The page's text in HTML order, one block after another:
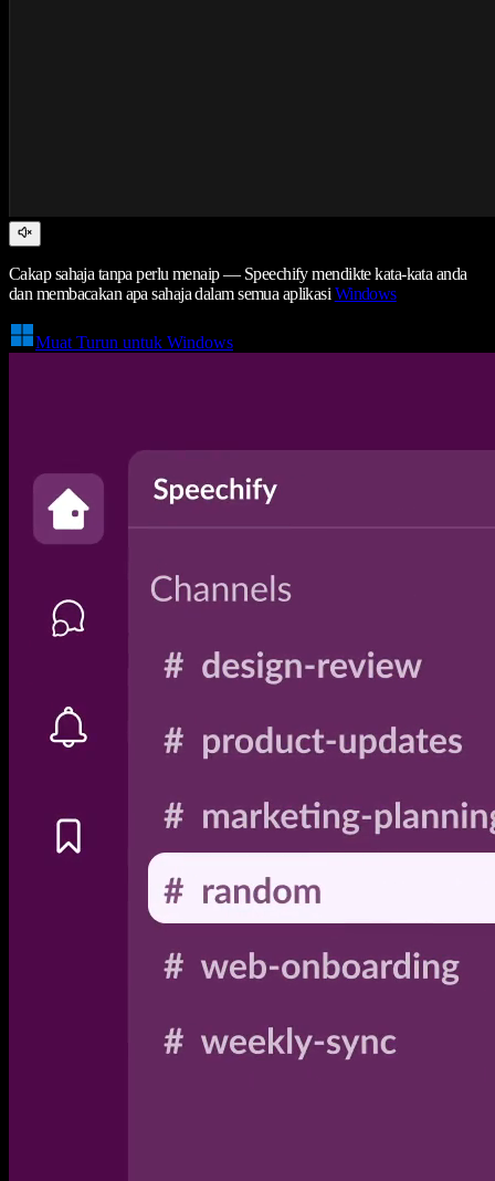
Cakap sahaja tanpa perlu menaip — Speechify mendikte kata-kata anda
dan membacakan apa sahaja dalam semua aplikasi Windows
Muat Turun untuk Windows